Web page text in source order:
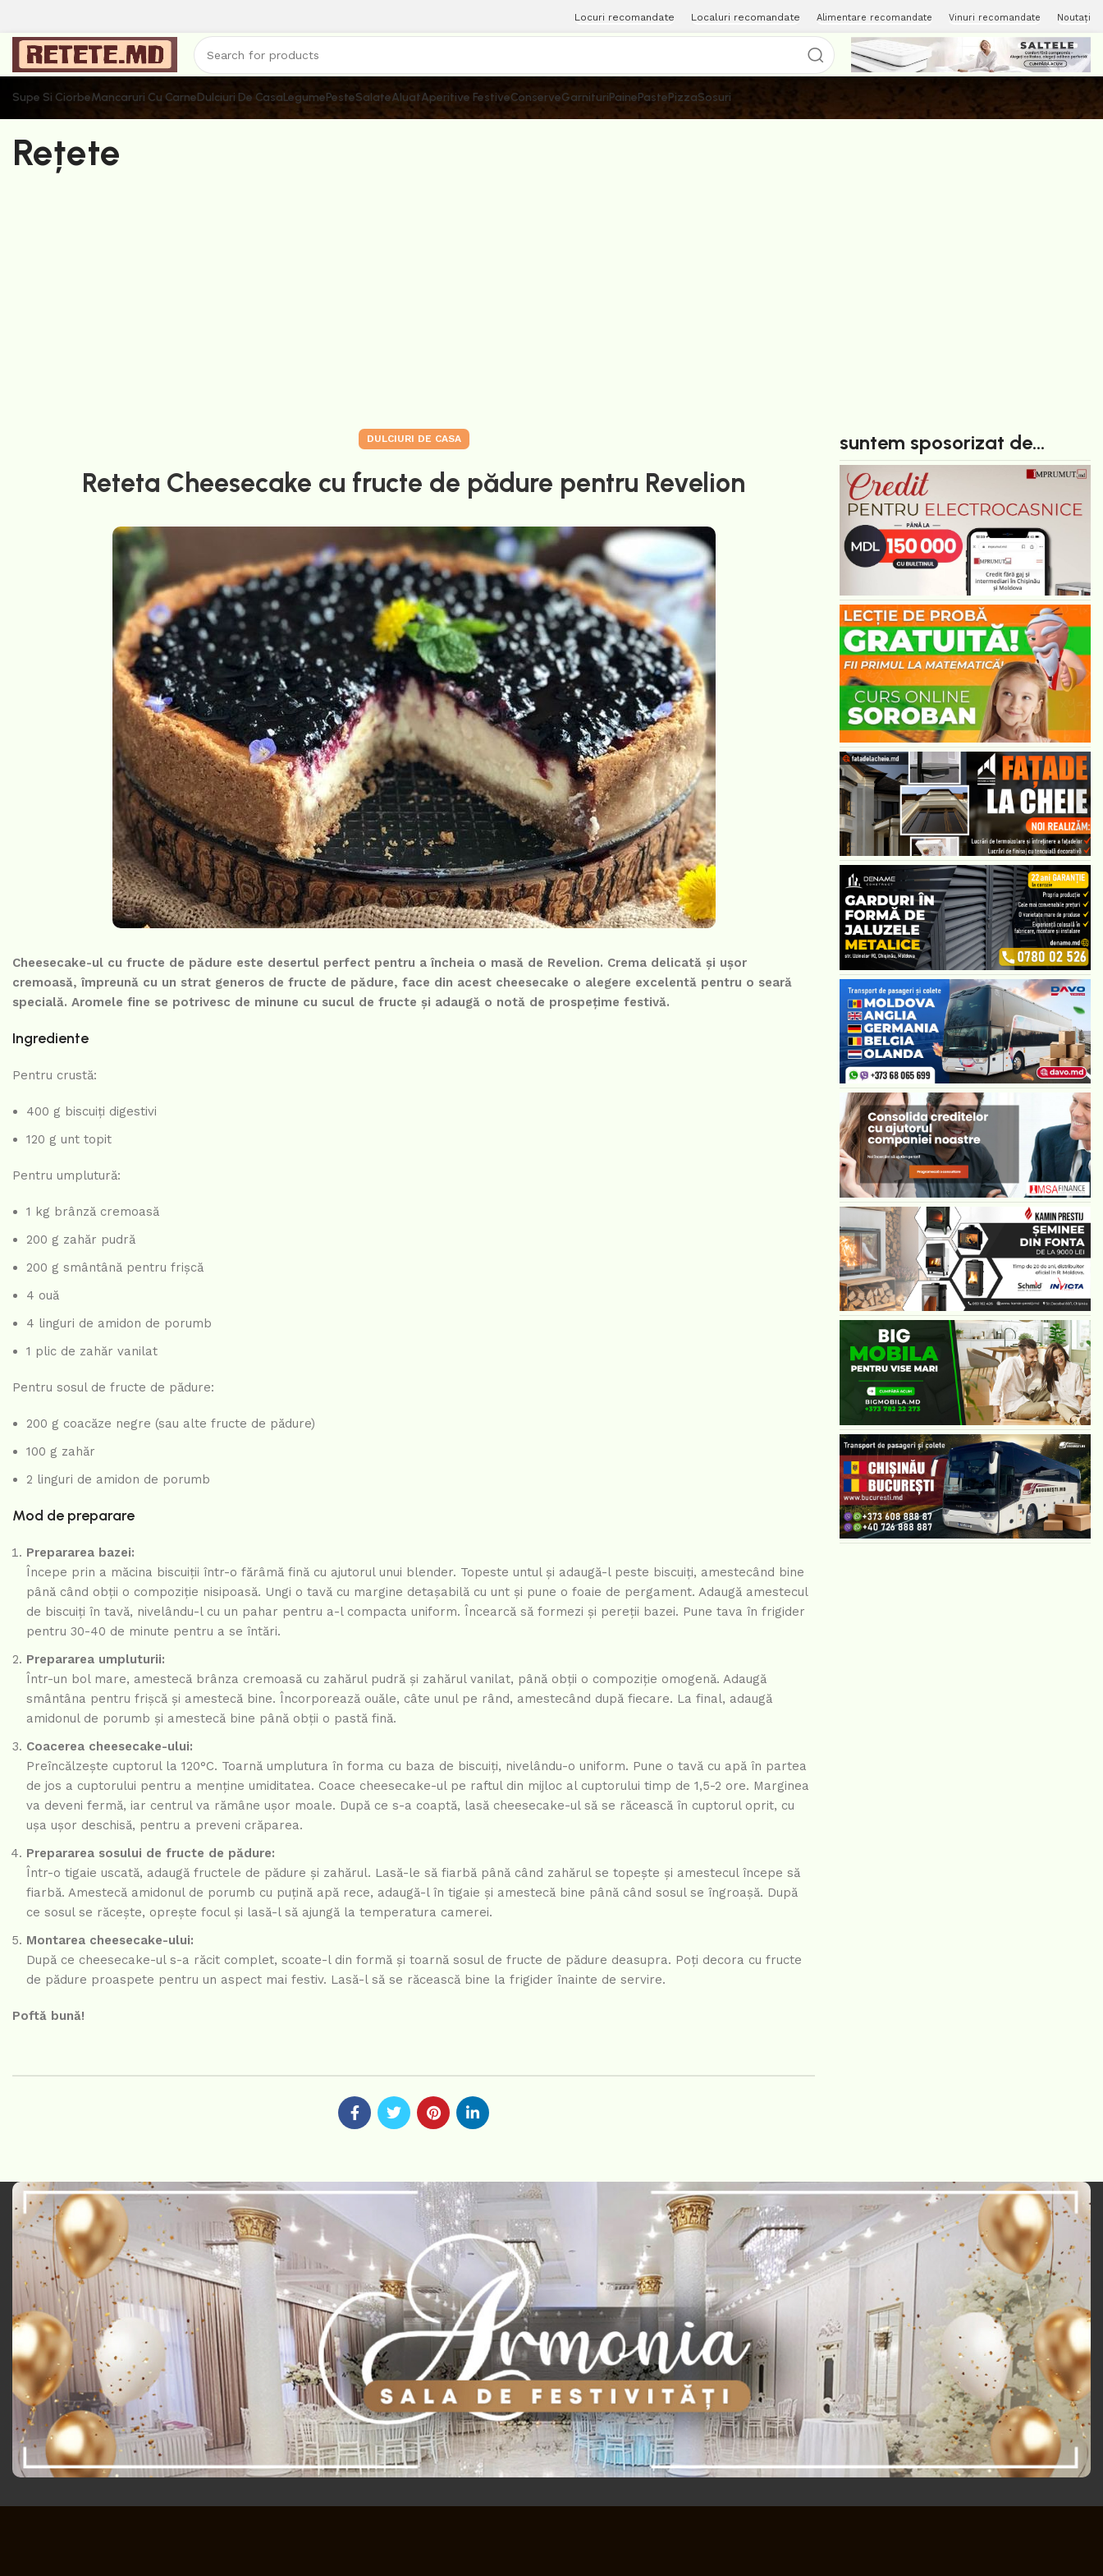
Locuri recomandate Localuri recomandate Alimentare recomandate Vinuri recomandate Noutați
Supe Si CiorbeMancaruri Cu CarneDulciuri De CasaLegumePesteSalateAluatAperitive FestiveConserveGarnituriPainePastePizzaSosuri
Rețete
DULCIURI DE CASA
Reteta Cheesecake cu fructe de pădure pentru Revelion
Cheesecake-ul cu fructe de pădure este desertul perfect pentru a încheia o masă de Revelion. Crema delicată și ușor
cremoasă, împreună cu un strat generos de fructe de pădure, face din acest cheesecake o alegere excelentă pentru o seară
specială. Aromele fine se potrivesc de minune cu sucul de fructe și adaugă o notă de prospețime festivă.
Ingrediente
Pentru crustă:
400 g biscuiți digestivi
120 g unt topit
Pentru umplutură:
1 kg brânză cremoasă
200 g zahăr pudră
200 g smântână pentru frișcă
4 ouă
4 linguri de amidon de porumb
1 plic de zahăr vanilat
Pentru sosul de fructe de pădure:
200 g coacăze negre (sau alte fructe de pădure)
100 g zahăr
2 linguri de amidon de porumb
Mod de preparare
Prepararea bazei:
Începe prin a măcina biscuiții într-o fărâmă fină cu ajutorul unui blender. Topeste untul și adaugă-l peste biscuiți, amestecând bine
până când obții o compoziție nisipoasă. Ungi o tavă cu margine detașabilă cu unt și pune o foaie de pergament. Adaugă amestecul
de biscuiți în tavă, nivelându-l cu un pahar pentru a-l compacta uniform. Încearcă să formezi și pereții bazei. Pune tava în frigider
pentru 30-40 de minute pentru a se întări.
Prepararea umpluturii:
Într-un bol mare, amestecă brânza cremoasă cu zahărul pudră și zahărul vanilat, până obții o compoziție omogenă. Adaugă
smântâna pentru frișcă și amestecă bine. Încorporează ouăle, câte unul pe rând, amestecând după fiecare. La final, adaugă
amidonul de porumb și amestecă bine până obții o pastă fină.
Coacerea cheesecake-ului:
Preîncălzește cuptorul la 120°C. Toarnă umplutura în forma cu baza de biscuiți, nivelându-o uniform. Pune o tavă cu apă în partea
de jos a cuptorului pentru a menține umiditatea. Coace cheesecake-ul pe raftul din mijloc al cuptorului timp de 1,5-2 ore. Marginea
va deveni fermă, iar centrul va rămâne ușor moale. După ce s-a coaptă, lasă cheesecake-ul să se răcească în cuptorul oprit, cu
ușa ușor deschisă, pentru a preveni crăparea.
Prepararea sosului de fructe de pădure:
Într-o tigaie uscată, adaugă fructele de pădure și zahărul. Lasă-le să fiarbă până când zahărul se topește și amestecul începe să
fiarbă. Amestecă amidonul de porumb cu puțină apă rece, adaugă-l în tigaie și amestecă bine până când sosul se îngroașă. După
ce sosul se răcește, oprește focul și lasă-l să ajungă la temperatura camerei.
Montarea cheesecake-ului:
După ce cheesecake-ul s-a răcit complet, scoate-l din formă și toarnă sosul de fructe de pădure deasupra. Poți decora cu fructe
de pădure proaspete pentru un aspect mai festiv. Lasă-l să se răcească bine la frigider înainte de servire.
Poftă bună!
suntem sposorizat de...